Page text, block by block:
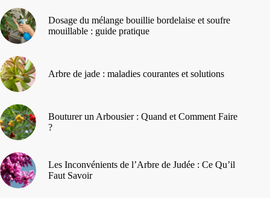
Dosage du mélange bouillie bordelaise et soufre
mouillable : guide pratique
Arbre de jade : maladies courantes et solutions
Bouturer un Arbousier : Quand et Comment Faire
?
Les Inconvénients de l’Arbre de Judée : Ce Qu’il
Faut Savoir